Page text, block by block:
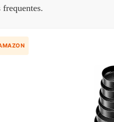
frequentes.